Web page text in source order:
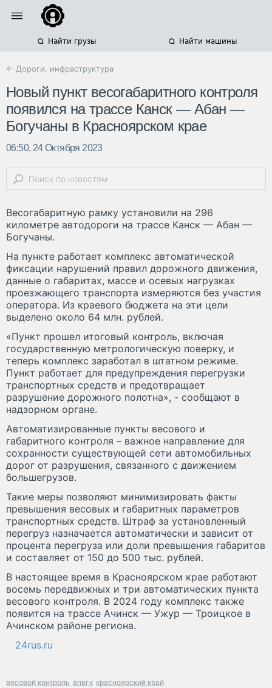
Найти грузы Найти машины
← Дороги, инфраструктура
Новый пункт весогабаритного контроля
появился на трассе Канск — Абан —
Богучаны в Красноярском крае
06:50, 24 Октября 2023
Весогабаритную рамку установили на 296
километре автодороги на трассе Канск — Абан —
Богучаны.
На пункте работает комплекс автоматической
фиксации нарушений правил дорожного движения,
данные о габаритах, массе и осевых нагрузках
проезжающего транспорта измеряются без участия
оператора. Из краевого бюджета на эти цели
выделено около 64 млн. рублей.
«Пункт прошел итоговый контроль, включая
государственную метрологическую поверку, и
теперь комплекс заработал в штатном режиме.
Пункт работает для предупреждения перегрузки
транспортных средств и предотвращает
разрушение дорожного полотна», - сообщают в
надзорном органе.
Автоматизированные пункты весового и
габаритного контроля – важное направление для
сохранности существующей сети автомобильных
дорог от разрушения, связанного с движением
большегрузов.
Такие меры позволяют минимизировать факты
превышения весовых и габаритных параметров
транспортных средств. Штраф за установленный
перегруз назначается автоматически и зависит от
процента перегруза или доли превышения габаритов
и составляет от 150 до 500 тыс. рублей.
В настоящее время в Красноярском крае работают
восемь передвижных и три автоматических пункта
весового контроля. В 2024 году комплекс также
появится на трассе Ачинск — Ужур — Троицкое в
Ачинском районе региона.
24rus.ru
весовой контроль апвгк красноярский край